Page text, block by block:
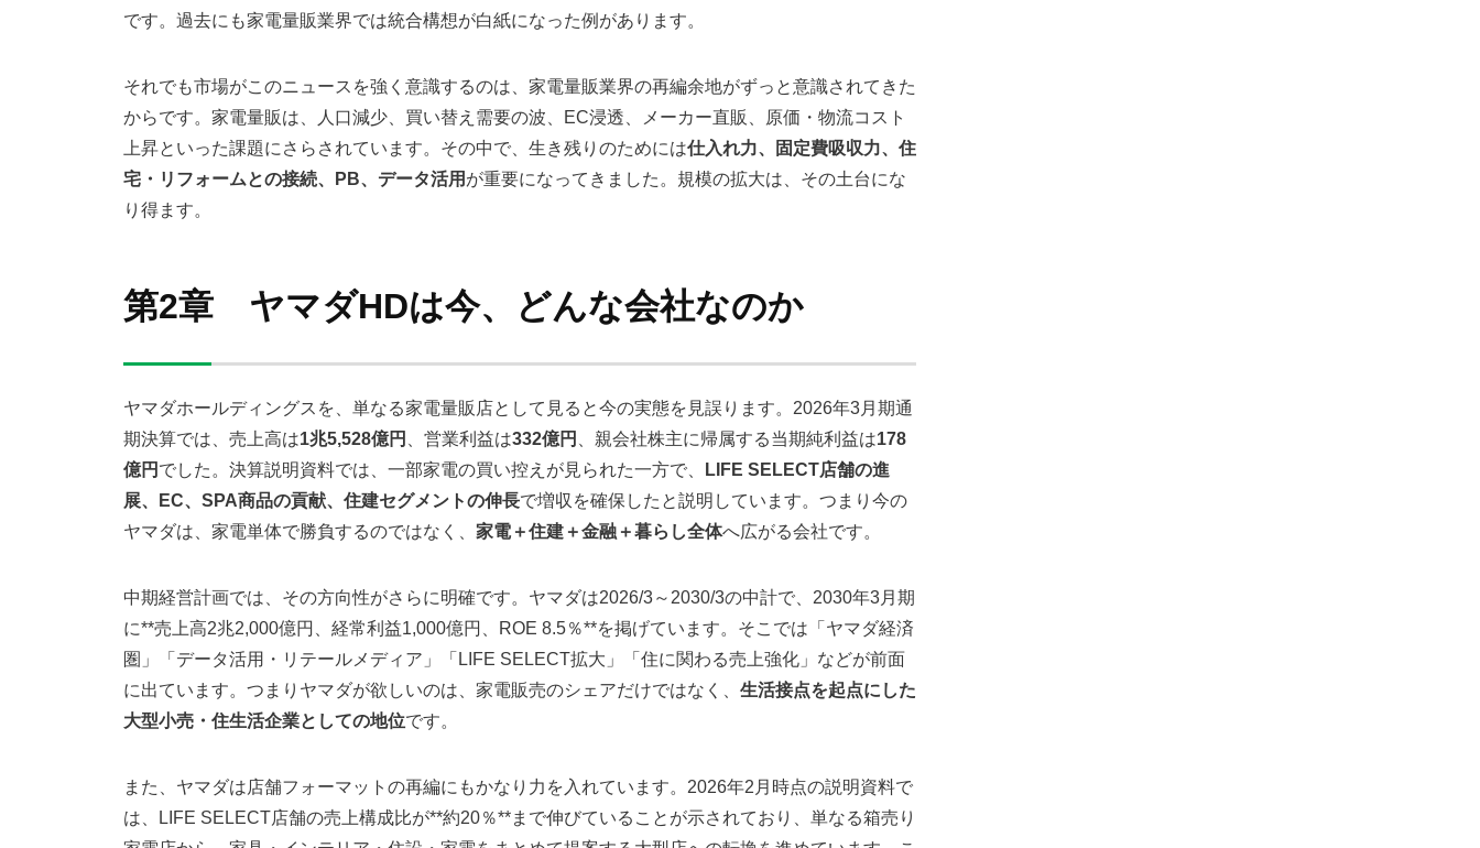
です。過去にも家電量販業界では統合構想が白紙になった例があります。
それでも市場がこのニュースを強く意識するのは、家電量販業界の再編余地がずっと意識されてきた
からです。家電量販は、人口減少、買い替え需要の波、EC浸透、メーカー直販、原価・物流コスト
上昇といった課題にさらされています。その中で、生き残りのためには仕入れ力、固定費吸収力、住
宅・リフォームとの接続、PB、データ活用 が重要になってきました。規模の拡大は、その土台にな
り得ます。
第2章 ヤマダHDは今、どんな会社なのか
ヤマダホールディングスを、単なる家電量販店として見ると今の実態を見誤ります。2026年3月期通
期決算では、売上高は1兆5,528億円 、営業利益は332億円 、親会社株主に帰属する当期純利益は178
億円 でした。決算説明資料では、一部家電の買い控えが見られた一方で、
LIFE SELECT店舗の進
展、EC、SPA商品の貢献、住建セグメントの伸長で増収を確保したと説明しています。つまり今の
ヤマダは、家電単体で勝負するのではなく、 家電＋住建＋金融＋暮らし全体へ広がる会社です。
中期経営計画では、その方向性がさらに明確です。ヤマダは2026/3～2030/3の中計で、2030年3月期
に**売上高2兆2,000億円、経常利益1,000億円、ROE 8.5％**を掲げています。そこでは「ヤマダ経済
圏」「データ活用・リテールメディア」「LIFE SELECT拡大」「住に関わる売上強化」などが前面
に出ています。つまりヤマダが欲しいのは、家電販売のシェアだけではなく、 生活接点を起点にした
大型小売・住生活企業としての地位です。
また、ヤマダは店舗フォーマットの再編にもかなり力を入れています。2026年2月時点の説明資料で
は、LIFE SELECT店舗の売上構成比が**約20％**まで伸びていることが示されており、単なる箱売り